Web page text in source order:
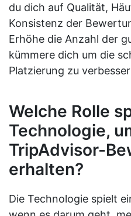
du dich auf Qualität,
Konsistenz der
Erhöhe die Anzahl der
kümmere dich um die
Platzierung zu
Welche Rolle
Technologie,
TripAdvisor-
erhalten?
Die Technologie spielt